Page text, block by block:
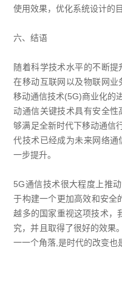
使用效果，优化系统设计的目
六、结语
随着科学技术水平的不断提
在移动互联网以及物联网
移动通信技术(5G)商业化的
动通信关键技术具有安全
够满足全新时代下移动通信
代技术已经成为未来网络
一步提升。
5G通信技术很大程度上推
于构建一个更加高效和安全
越多的国家重视这项技术，
究，并且取得了很好的效果
一一个角落,是时代的改变也